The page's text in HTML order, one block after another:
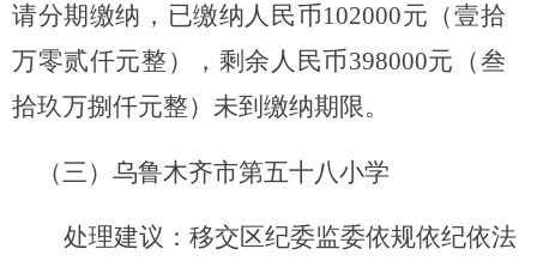
请分期缴纳，已缴纳人民币102000元（壹拾
万零贰仟元整），剩余人民币398000元（叁
拾玖万捌仟元整）未到缴纳期限。
（三）乌鲁木齐市第五十八小学
处理建议 ： 移交区纪委监委依规依纪依法